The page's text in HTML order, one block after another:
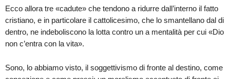
Ecco allora tre «cadute» che tendono a ridurre dall’interno il fatto
cristiano, e in particolare il cattolicesimo, che lo smantellano dal di
dentro, ne indeboliscono la lotta contro un a mentalità per cui «Dio
non c’entra con la vita».
Sono, lo abbiamo visto, il soggettivismo di fronte al destino, come